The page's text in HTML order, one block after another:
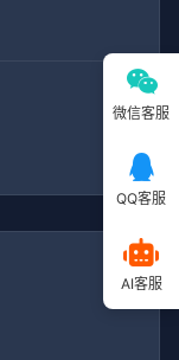
微信客服
QQ客服
AI客服